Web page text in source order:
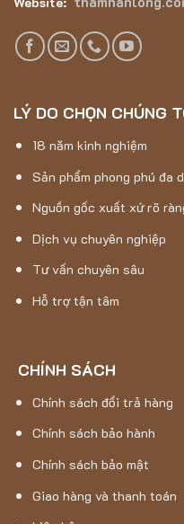
thực tế
Thảm chùi chân B2 loại 1
LÝ DO CHỌN CHÚNG
18 năm kinh nghiệm
Sản phẩm phong phú đa
Nguồn gốc xuất xứ rõ
Dịch vụ chuyên nghiệp
Tư vấn chuyên sâu
Hỗ trợ tận tâm
CHÍNH SÁCH
Chính sách đổi trả hàng
Chính sách bảo hành
Chính sách bảo mật
Giao hàng và thanh toán